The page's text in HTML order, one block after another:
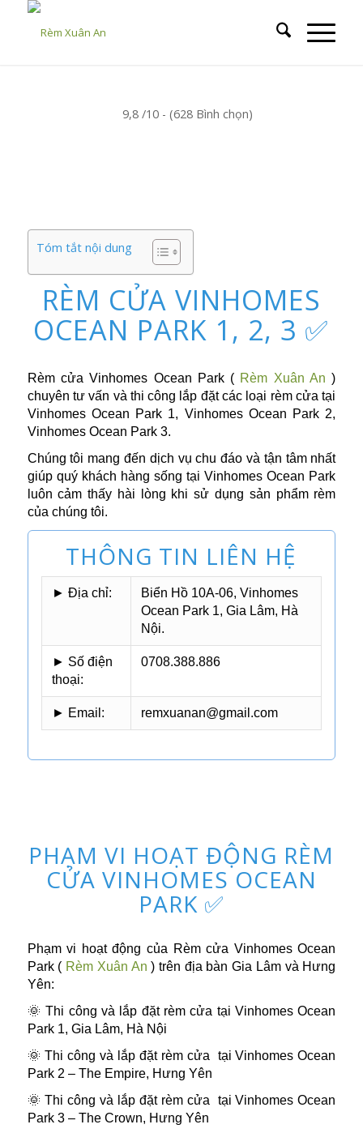
9,8 /10 - (628 Bình chọn)
Tóm tắt nội dung
RÈM CỬA VINHOMES
OCEAN PARK 1, 2, 3 ✅
Rèm cửa Vinhomes Ocean Park ( Rèm Xuân An )
chuyên tư vấn và thi công lắp đặt các loại rèm cửa tại
Vinhomes Ocean Park 1, Vinhomes Ocean Park 2,
Vinhomes Ocean Park 3.
Chúng tôi mang đến dịch vụ chu đáo và tận tâm nhất
giúp quý khách hàng sống tại Vinhomes Ocean Park
luôn cảm thấy hài lòng khi sử dụng sản phẩm rèm
của chúng tôi.
THÔNG TIN LIÊN HỆ
► Địa chỉ:
Biển Hồ 10A-06, Vinhomes
Ocean Park 1, Gia Lâm, Hà
Nội.
► Số điện
thoại:
0708.388.886
► Email: remxuanan@gmail.com
PHẠM VI HOẠT ĐỘNG RÈM
CỬA VINHOMES OCEAN
PARK ✅
Phạm vi hoạt động của Rèm cửa Vinhomes Ocean
Park ( Rèm Xuân An ) trên địa bàn Gia Lâm và Hưng
Yên:
🌞 Thi công và lắp đặt rèm cửa tại Vinhomes Ocean
Park 1, Gia Lâm, Hà Nội
🌞 Thi công và lắp đặt rèm cửa tại Vinhomes Ocean
Park 2 – The Empire, Hưng Yên
🌞 Thi công và lắp đặt rèm cửa tại Vinhomes Ocean
Park 3 – The Crown, Hưng Yên